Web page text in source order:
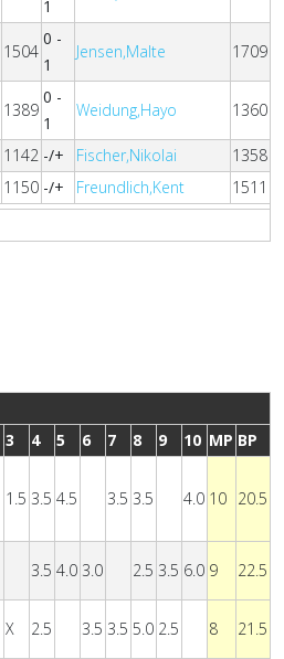
1
1504
0 -
1
Jensen,Malte 1709
1389
0 -
1
Weidung,Hayo 1360
1142 -/+ Fischer,Nikolai
1358
1150 -/+ Freundlich,Kent 1511
3 4 5 6 7 8 9 10 MP BP
1.5 3.5 4.5 3.5 3.5 4.0 10 20.5
3.5 4.0 3.0 2.5 3.5 6.0 9 22.5
X 2.5 3.5 3.5 5.0 2.5 8 21.5